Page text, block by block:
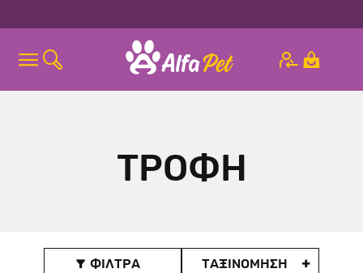
ΤΡΟΦΗ
 ΦΙΛΤΡΑ ΤΑΞΙΝOΜΗΣΗ